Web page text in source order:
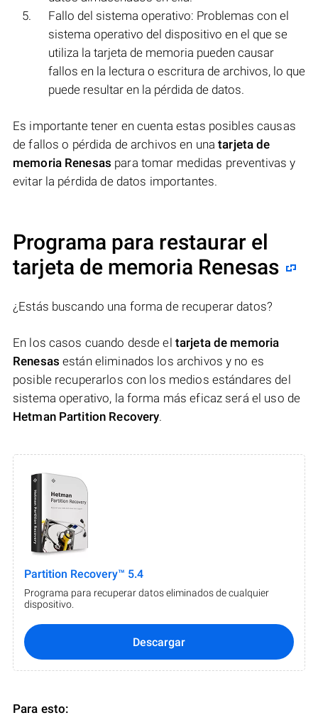
Fallo del sistema operativo: Problemas con el
sistema operativo del dispositivo en el que se
utiliza la tarjeta de memoria pueden causar
fallos en la lectura o escritura de archivos, lo que
puede resultar en la pérdida de datos.
Es importante tener en cuenta estas posibles causas
de fallos o pérdida de archivos en unatarjeta de
memoria Renesas para tomar medidas preventivas y
evitar la pérdida de datos importantes.
Programa para restaurar el
tarjeta de memoria Renesas
¿Estás buscando una forma de recuperar datos?
En los casos cuando desde el tarjeta de memoria
Renesas están eliminados los archivos y no es
posible recuperarlos con los medios estándares del
sistema operativo, la forma más eficaz será el uso de
Hetman Partition Recovery.
Partition Recovery™ 5.4
Programa para recuperar datos eliminados de cualquier
dispositivo.
Descargar
Para esto: